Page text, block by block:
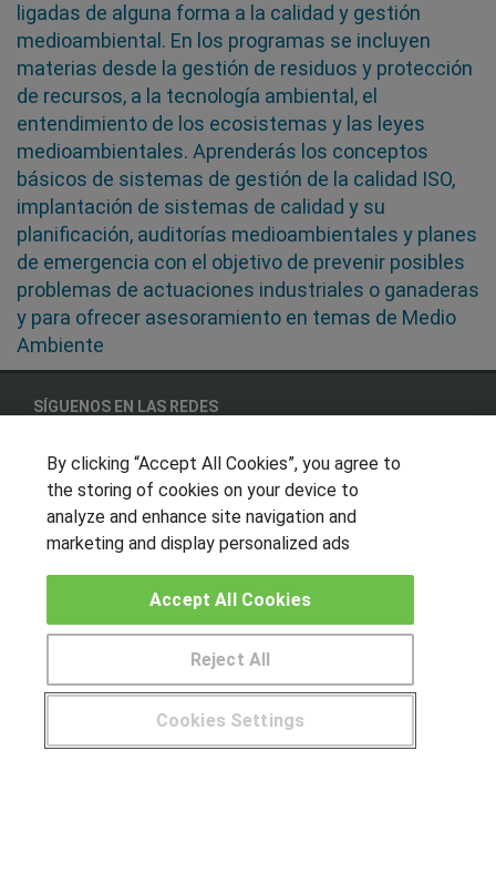
ligadas de alguna forma a la calidad y gestión
medioambiental. En los programas se incluyen
materias desde la gestión de residuos y protección
de recursos, a la tecnología ambiental, el
entendimiento de los ecosistemas y las leyes
medioambientales. Aprenderás los conceptos
básicos de sistemas de gestión de la calidad ISO,
implantación de sistemas de calidad y su
planificación, auditorías medioambientales y planes
de emergencia con el objetivo de prevenir posibles
problemas de actuaciones industriales o ganaderas
y para ofrecer asesoramiento en temas de Medio
Ambiente
SÍGUENOS EN LAS REDES
OTROS GRUPOS DE INTERES
Muro de los idiomas
CENTROS DE FORMACIÓN
Publicar cursos
¿Tienes alguna duda? 900 264 357
By clicking “Accept All Cookies”, you agree to
the storing of cookies on your device to
analyze and enhance site navigation and
marketing and display personalized ads
Cookies Settings
Reject All
Accept All Cookies